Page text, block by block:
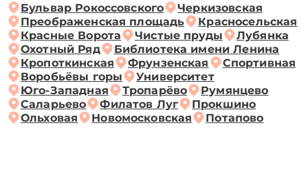
Бульвар Рокоссовского
Черкизовская
Преображенская площадь
Красносельская
Красные Ворота
Чистые пруды
Лубянка
Охотный Ряд
Библиотека имени Ленина
Кропоткинская
Фрунзенская
Спортивная
Воробьёвы горы
Университет
Юго-Западная
Тропарёво
Румянцево
Саларьево
Филатов Луг
Прокшино
Ольховая
Новомосковская Потапово